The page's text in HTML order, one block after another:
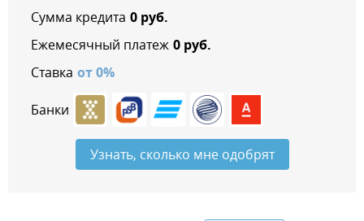
Сумма кредита 0руб.
Ежемесячный платеж 0руб.
Ставка от0%
Банки
Узнать, сколько мне одобрят